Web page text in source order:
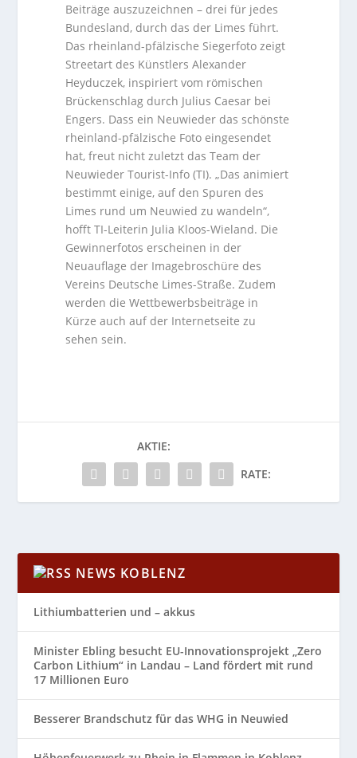
Beiträge auszuzeichnen – drei für jedes
Bundesland, durch das der Limes führt.
Das rheinland-pfälzische Siegerfoto zeigt
Streetart des Künstlers Alexander
Heyduczek, inspiriert vom römischen
Brückenschlag durch Julius Caesar bei
Engers. Dass ein Neuwieder das schönste
rheinland-pfälzische Foto eingesendet
hat, freut nicht zuletzt das Team der
Neuwieder Tourist-Info (TI). „Das animiert
bestimmt einige, auf den Spuren des
Limes rund um Neuwied zu wandeln“,
hofft TI-Leiterin Julia Kloos-Wieland. Die
Gewinnerfotos erscheinen in der
Neuauflage der Imagebroschüre des
Vereins Deutsche Limes-Straße. Zudem
werden die Wettbewerbsbeiträge in
Kürze auch auf der Internetseite zu
sehen sein.
AKTIE:
RATE:
NEWS KOBLENZ
Lithiumbatterien und – akkus
Minister Ebling besucht EU-Innovationsprojekt „Zero
Carbon Lithium“ in Landau – Land fördert mit rund
17 Millionen Euro
Besserer Brandschutz für das WHG in Neuwied